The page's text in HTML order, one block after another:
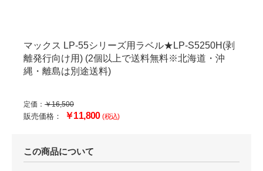
マックス LP-55シリーズ用ラベル★LP-S5250H(剥
離発行向け用) (2個以上で送料無料※北海道・沖
縄・離島は別途送料)
定価： ￥16,500
販売価格： ￥11,800(税込)
この商品について